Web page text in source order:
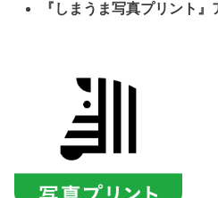
『しまうま写真プリント』